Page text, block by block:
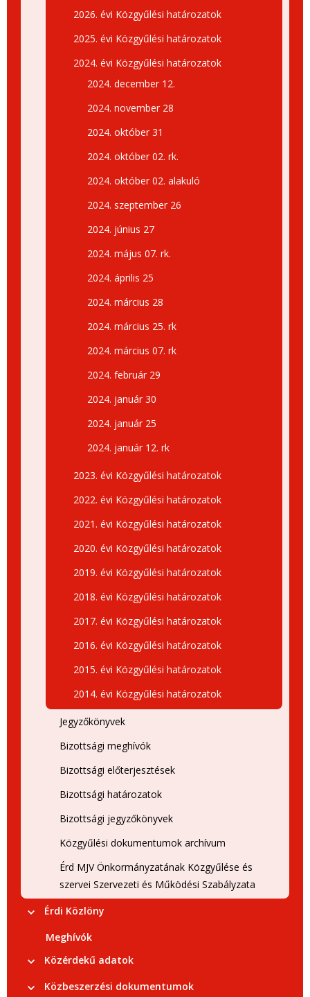
2026. évi Közgyűlési határozatok
2025. évi Közgyűlési határozatok
2024. évi Közgyűlési határozatok
2024. december 12.
2024. november 28
2024. október 31
2024. október 02. rk.
2024. október 02. alakuló
2024. szeptember 26
2024. június 27
2024. május 07. rk.
2024. április 25
2024. március 28
2024. március 25. rk
2024. március 07. rk
2024. február 29
2024. január 30
2024. január 25
2024. január 12. rk
2023. évi Közgyűlési határozatok
2022. évi Közgyűlési határozatok
2021. évi Közgyűlési határozatok
2020. évi Közgyűlési határozatok
2019. évi Közgyűlési határozatok
2018. évi Közgyűlési határozatok
2017. évi Közgyűlési határozatok
2016. évi Közgyűlési határozatok
2015. évi Közgyűlési határozatok
2014. évi Közgyűlési határozatok
Jegyzőkönyvek
Bizottsági meghívók
Bizottsági előterjesztések
Bizottsági határozatok
Bizottsági jegyzőkönyvek
Közgyűlési dokumentumok archívum
Érd MJV Önkormányzatának Közgyűlése és
szervei Szervezeti és Működési Szabályzata
Érdi Közlöny
Meghívók
Közérdekű adatok
Közbeszerzési dokumentumok